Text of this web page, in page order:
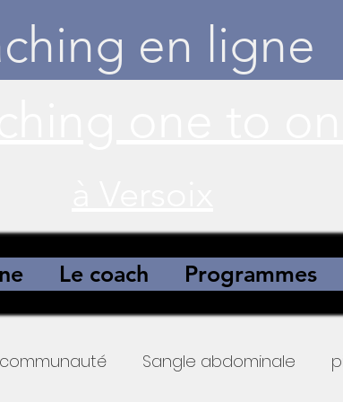
en ligne
Le coach Programmes
Sangle abdominale